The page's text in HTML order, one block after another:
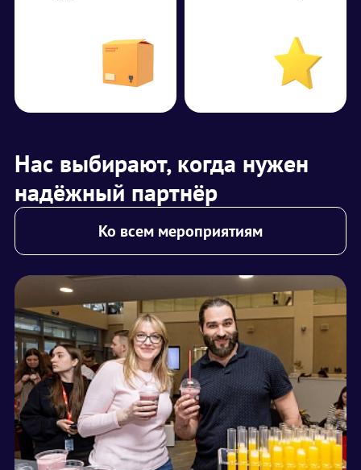
Нас выбирают, когда нужен
надёжный партнёр
Ко всем мероприятиям